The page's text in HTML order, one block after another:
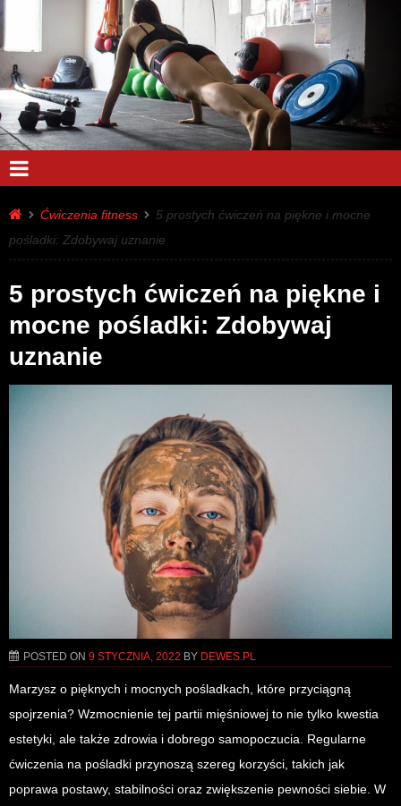
Ćwiczenia fitness
5 prostych ćwiczeń na piękne i mocne
pośladki: Zdobywaj uznanie
5 prostych ćwiczeń na piękne i
mocne pośladki: Zdobywaj
uznanie
POSTED ON 9 STYCZNIA, 2022 BY DEWES.PL
Marzysz o pięknych i mocnych pośladkach, które przyciągną
spojrzenia? Wzmocnienie tej partii mięśniowej to nie tylko kwestia
estetyki, ale także zdrowia i dobrego samopoczucia. Regularne
ćwiczenia na pośladki przynoszą szereg korzyści, takich jak
poprawa postawy, stabilności oraz zwiększenie pewności siebie. W